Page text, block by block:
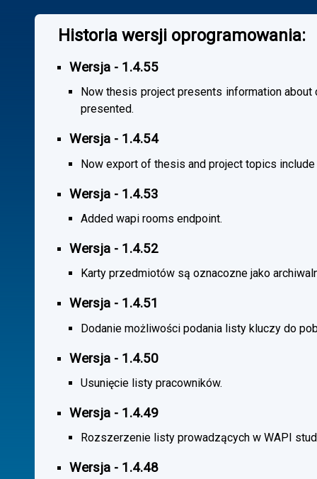
Historia wersji oprogramowania:
Wersja - 1.4.55
Now thesis project presents information
presented.
Wersja - 1.4.54
Now export of thesis and project topics
Wersja - 1.4.53
Added wapi rooms endpoint.
Wersja - 1.4.52
Karty przedmiotów są oznacozne jako
Wersja - 1.4.51
Dodanie możliwości podania listy kluczy do
Wersja - 1.4.50
Usunięcie listy pracowników.
Wersja - 1.4.49
Rozszerzenie listy prowadzących w WAPI
Wersja - 1.4.48